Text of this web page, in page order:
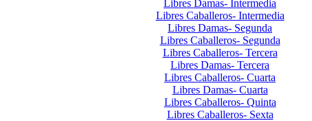
Libres Damas- Intermedia
Libres Caballeros- Intermedia
Libres Damas- Segunda
Libres Caballeros- Segunda
Libres Caballeros- Tercera
Libres Damas- Tercera
Libres Caballeros- Cuarta
Libres Damas- Cuarta
Libres Caballeros- Quinta
Libres Caballeros- Sexta